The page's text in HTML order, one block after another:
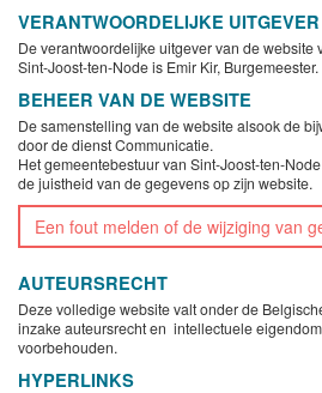
VERANTWOORDELIJKE UITGEVER
De verantwoordelijke uitgever van de website
Sint-Joost-ten-Node is Emir Kir, Burgemeester.
BEHEER VAN DE WEBSITE
De samenstelling van de website alsook de
door de dienst Communicatie.
Het gemeentebestuur van Sint-Joost-ten-
de juistheid van de gegevens op zijn website.
Een fout melden of de wijziging van
AUTEURSRECHT
Deze volledige website valt onder de
inzake auteursrecht en intellectuele
voorbehouden.
HYPERLINKS